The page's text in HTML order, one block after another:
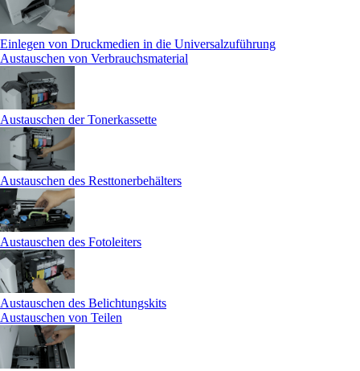
Einlegen von Druckmedien in die Universalzuführung
Austauschen von Verbrauchsmaterial
Austauschen der Tonerkassette
Austauschen des Resttonerbehälters
Austauschen des Fotoleiters
Austauschen des Belichtungskits
Austauschen von Teilen